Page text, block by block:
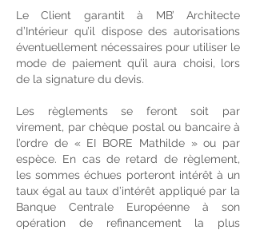
Le Client garantit à MB’ Architecte
d’Intérieur qu’il dispose des autorisations
éventuellement nécessaires pour utiliser le
mode de paiement qu’il aura choisi, lors
de la signature du devis.
Les règlements se feront soit par
virement, par chèque postal ou bancaire à
l’ordre de « EI BORE Mathilde » ou par
espèce. En cas de retard de règlement,
les sommes échues porteront intérêt à un
taux égal au taux d’intérêt appliqué par la
Banque Centrale Européenne à son
opération de refinancement la plus